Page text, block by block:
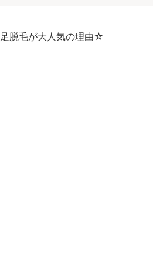
足脱毛が大人気の理由☆